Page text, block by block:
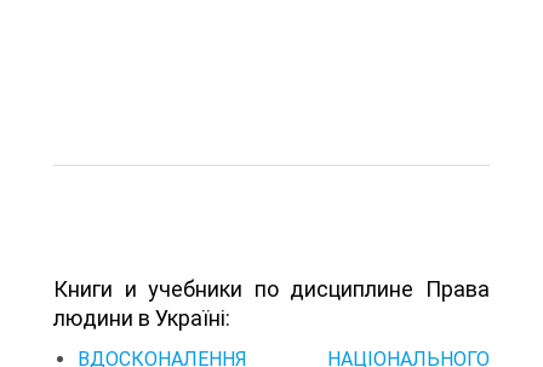
Книги и учебники по дисциплине Права
людини в Україні:
ВДОСКОНАЛЕННЯ НАЦІОНАЛЬНОГО